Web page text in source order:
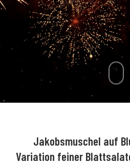
Jakobsmuschel auf
Variation feiner